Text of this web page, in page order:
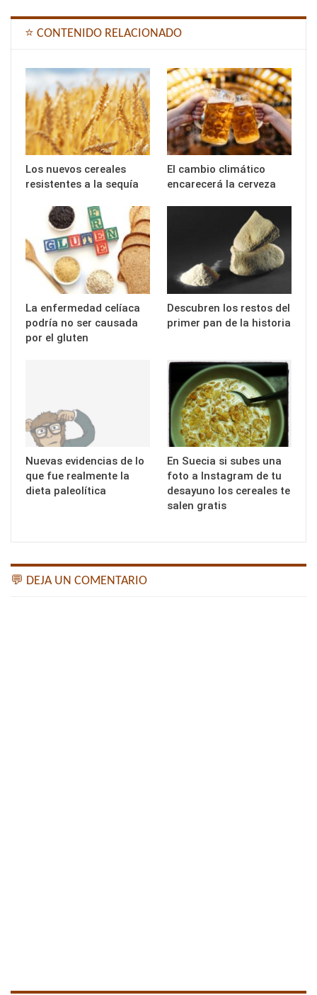
⭐ CONTENIDO RELACIONADO
Los nuevos cereales
resistentes a la sequía
El cambio climático
encarecerá la cerveza
La enfermedad celíaca
podría no ser causada
por el gluten
Descubren los restos del
primer pan de la historia
Nuevas evidencias de lo
que fue realmente la
dieta paleolítica
En Suecia si subes una
foto a Instagram de tu
desayuno los cereales te
salen gratis
💬 DEJA UN COMENTARIO